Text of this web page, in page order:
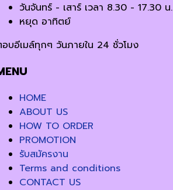
วันจันทร์ - เสาร์ เวลา 8.30 - 17.30 น.
หยุด อาทิตย์
บอีเมล์ทุกๆ วันภายใน 24 ชั่วโมง
HOME
ABOUT US
HOW TO ORDER
PROMOTION
รับสมัครงาน
Terms and conditions
CONTACT US